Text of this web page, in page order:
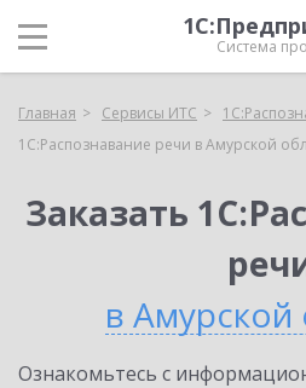
Система
Главная Сервисы ИТС
1С:Распознавание речи в Амурской
Заказать
в Амурской
Ознакомьтесь с